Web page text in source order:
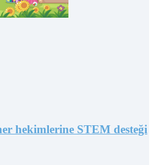
hekimlerine STEM desteği